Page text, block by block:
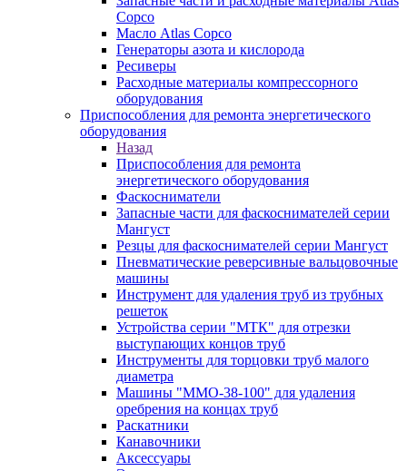
Copco
Масло Atlas Copco
Генераторы азота и кислорода
Ресиверы
Расходные материалы компрессорного
оборудования
Приспособления для ремонта энергетического
оборудования
Назад
Приспособления для ремонта
энергетического оборудования
Фаскосниматели
Запасные части для фаскоснимателей серии
Мангуст
Резцы для фаскоснимателей серии Мангуст
Пневматические реверсивные вальцовочные
машины
Инструмент для удаления труб из трубных
решеток
Устройства серии "МТК" для отрезки
выступающих концов труб
Инструменты для торцовки труб малого
диаметра
Машины "ММО-38-100" для удаления
оребрения на концах труб
Раскатники
Канавочники
Аксессуары